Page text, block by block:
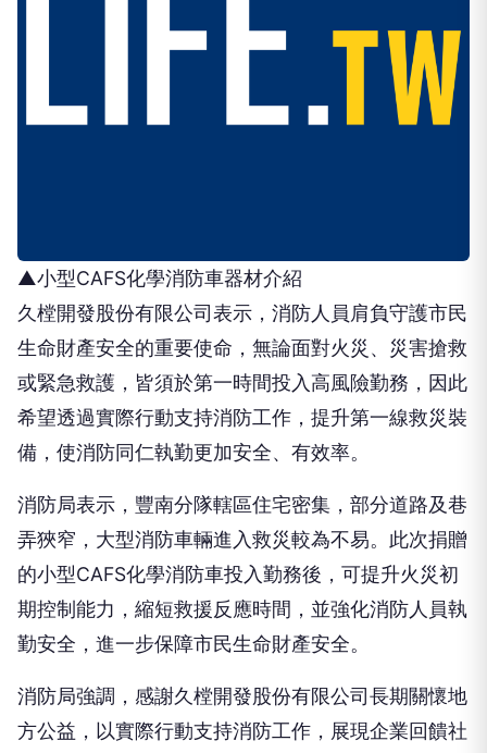
久樘開發股份有限公司表示，消防人員肩負守護市民
生命財產安全的重要使命，無論面對火災、災害搶救
或緊急救護，皆須於第一時間投入高風險勤務，因此
希望透過實際行動支持消防工作，提升第一線救災裝
備，使消防同仁執勤更加安全、有效率。
消防局表示，豐南分隊轄區住宅密集，部分道路及巷
弄狹窄，大型消防車輛進入救災較為不易。此次捐贈
的小型CAFS化學消防車投入勤務後，可提升火災初
期控制能力，縮短救援反應時間，並強化消防人員執
勤安全，進一步保障市民生命財產安全。
消防局強調，感謝久樘開發股份有限公司長期關懷地
方公益，以實際行動支持消防工作，展現企業回饋社
會的精神。消防局未來將妥善運用各項捐贈資源，持